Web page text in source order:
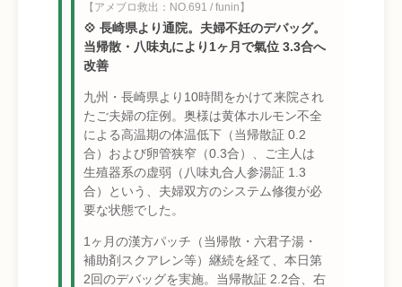
【アメブロ救出：NO.691 / funin】
💠 長崎県より通院。夫婦不妊のデバッグ。
当帰散・八味丸により1ヶ月で氣位 3.3合へ
改善
九州・長崎県より10時間をかけて来院され
たご夫婦の症例。奥様は黄体ホルモン不全
による高温期の体温低下（当帰散証 0.2
合）および卵管狭窄（0.3合）、ご主人は
生殖器系の虚弱（八味丸合人参湯証 1.3
合）という、夫婦双方のシステム修復が必
要な状態でした。
1ヶ月の漢方パッチ（当帰散・六君子湯・
補助剤スクアレン等）継続を経て、本日第
2回のデバッグを実施。当帰散証 2.2合、右